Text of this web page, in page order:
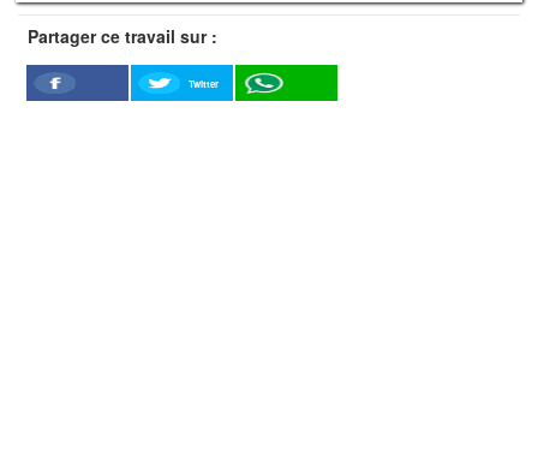
Partager ce travail sur :
Facebook
Twitter